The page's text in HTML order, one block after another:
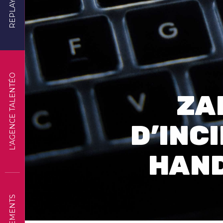
L'AGENCE TALENTÉO
REPLAYS